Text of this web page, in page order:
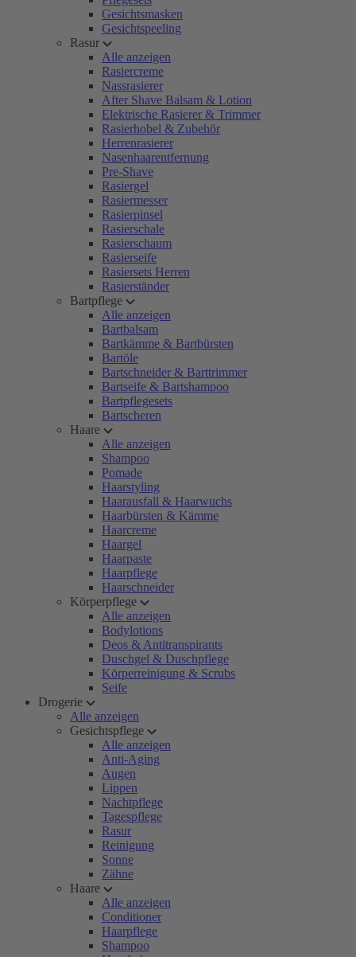
Gesichtsmasken
Gesichtspeeling
Rasur
Alle anzeigen
Rasiercreme
Nassrasierer
After Shave Balsam & Lotion
Elektrische Rasierer & Trimmer
Rasierhobel & Zubehör
Herrenrasierer
Nasenhaarentfernung
Pre-Shave
Rasiergel
Rasiermesser
Rasierpinsel
Rasierschale
Rasierschaum
Rasierseife
Rasiersets Herren
Rasierständer
Bartpflege
Alle anzeigen
Bartbalsam
Bartkämme & Bartbürsten
Bartöle
Bartschneider & Barttrimmer
Bartseife & Bartshampoo
Bartpflegesets
Bartscheren
Haare
Alle anzeigen
Shampoo
Pomade
Haarstyling
Haarausfall & Haarwuchs
Haarbürsten & Kämme
Haarcreme
Haargel
Haarpaste
Haarpflege
Haarschneider
Körperpflege
Alle anzeigen
Bodylotions
Deos & Antitranspirants
Duschgel & Duschpflege
Körperreinigung & Scrubs
Seife
Drogerie
Alle anzeigen
Gesichtspflege
Alle anzeigen
Anti-Aging
Augen
Lippen
Nachtpflege
Tagespflege
Rasur
Reinigung
Sonne
Zähne
Haare
Alle anzeigen
Conditioner
Haarpflege
Shampoo